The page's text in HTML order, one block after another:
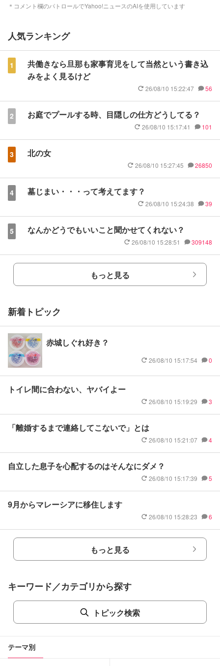
＊コメント欄のパトロールでYahoo!ニュースのAIを使用しています
人気ランキング
1
共働きなら旦那も家事育児をして当然という書き込
みをよく見るけど
26/08/10 15:22:47 56
2 お庭でプールする時、目隠しの仕方どうしてる？
26/08/10 15:17:41 101
3 北の女
26/08/10 15:27:45 26850
4 墓じまい・・・って考えてます？
26/08/10 15:24:38 39
5 なんかどうでもいいこと聞かせてくれない？
26/08/10 15:28:51 309148
もっと見る
新着トピック
赤城しぐれ好き？
26/08/10 15:17:54 0
トイレ間に合わない、ヤバイよー
26/08/10 15:19:29 3
「離婚するまで連絡してこないで」とは
26/08/10 15:21:07 4
自立した息子を心配するのはそんなにダメ？
26/08/10 15:17:39 5
9月からマレーシアに移住します
26/08/10 15:28:23 6
もっと見る
キーワード／カテゴリから探す
トピック検索
テーマ別